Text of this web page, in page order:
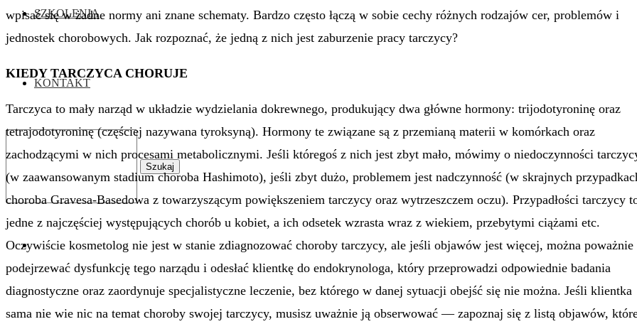
SZKOLENIA
KONTAKT
Szukaj
0
wpisać się w żadne normy ani znane schematy. Bardzo często łączą w sobie cechy różnych rodzajów cer, problemów i
jednostek chorobowych. Jak rozpoznać, że jedną z nich jest zaburzenie pracy tarczycy?
KIEDY TARCZYCA CHORUJE
Tarczyca to mały narząd w układzie wydzielania dokrewnego, produkujący dwa główne hormony: trijodotyroninę oraz
tetrajodotyroninę (częściej nazywana tyroksyną). Hormony te związane są z przemianą materii w komórkach oraz
zachodzącymi w nich procesami metabolicznymi. Jeśli któregoś z nich jest zbyt mało, mówimy o niedoczynności
(w zaawansowanym stadium choroba Hashimoto), jeśli zbyt dużo, problemem jest nadczynność (w skrajnych
choroba Gravesa-Basedowa z towarzyszącym powiększeniem tarczycy oraz wytrzeszczem oczu). Przypadłości tarczycy
jedne z najczęściej występujących chorób u kobiet, a ich odsetek wzrasta wraz z wiekiem, przebytymi ciążami etc.
Oczywiście kosmetolog nie jest w stanie zdiagnozować choroby tarczycy, ale jeśli objawów jest więcej, można poważnie
podejrzewać dysfunkcję tego narządu i odesłać klientkę do endokrynologa, który przeprowadzi odpowiednie badania
diagnostyczne oraz zaordynuje specjalistyczne leczenie, bez którego w danej sytuacji obejść się nie można. Jeśli klientka
sama nie wie nic na temat choroby swojej tarczycy, musisz uważnie ją obserwować — zapoznaj się z listą objawów,